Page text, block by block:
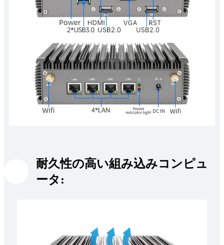
耐久性の高い組み込みコンピュ
ータ: